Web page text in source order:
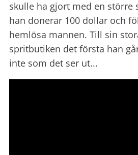
skulle ha gjort med en större
han donerar 100 dollar och
hemlösa mannen. Till sin
spritbutiken det första han
inte som det ser ut...